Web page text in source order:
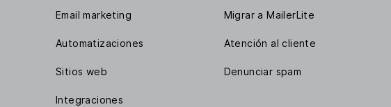
Email marketing
Automatizaciones
Sitios web
Integraciones
Migrar a MailerLite
Atención al cliente
Denunciar spam